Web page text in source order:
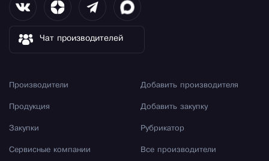
Чат производителей
Производители
Продукция
Закупки
Сервисные компании
Добавить производителя
Добавить закупку
Рубрикатор
Все производители